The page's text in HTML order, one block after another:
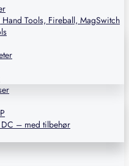
Tools, Fireball, MagSwitch
DC – med tilbehør